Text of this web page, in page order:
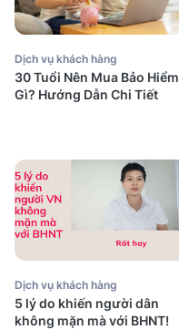
Dịch vụ khách hàng
30 Tuổi Nên Mua Bảo Hiểm
Gì? Hướng Dẫn Chi Tiết
Dịch vụ khách hàng
5 lý do khiến người dân
không mặn mà với BHNT!